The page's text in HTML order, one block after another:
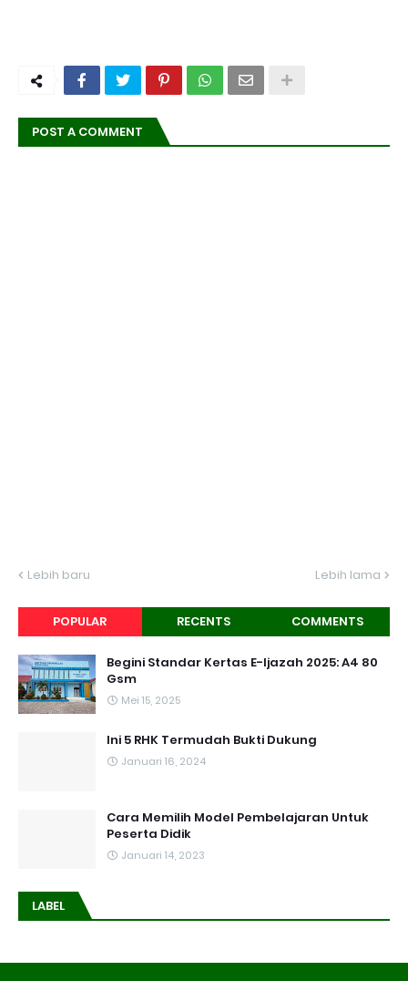
POST A COMMENT
Lebih baru Lebih lama
POPULAR RECENTS COMMENTS
Begini Standar Kertas E-Ijazah 2025: A4 80
Gsm
Mei 15, 2025
Ini 5 RHK Termudah Bukti Dukung
Januari 16, 2024
Cara Memilih Model Pembelajaran Untuk
Peserta Didik
Januari 14, 2023
LABEL